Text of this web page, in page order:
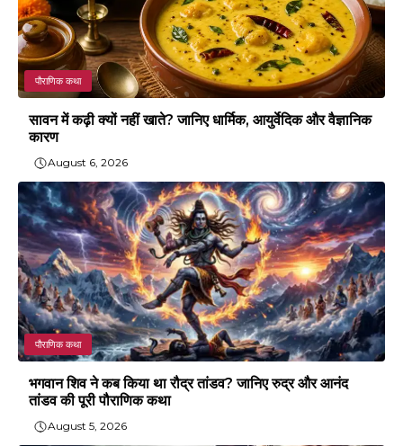
पौराणिक कथा
सावन में कढ़ी क्यों नहीं खाते? जानिए धार्मिक, आयुर्वेदिक और वैज्ञानिक
कारण
August 6, 2026
पौराणिक कथा
भगवान शिव ने कब किया था रौद्र तांडव? जानिए रुद्र और आनंद
तांडव की पूरी पौराणिक कथा
August 5, 2026